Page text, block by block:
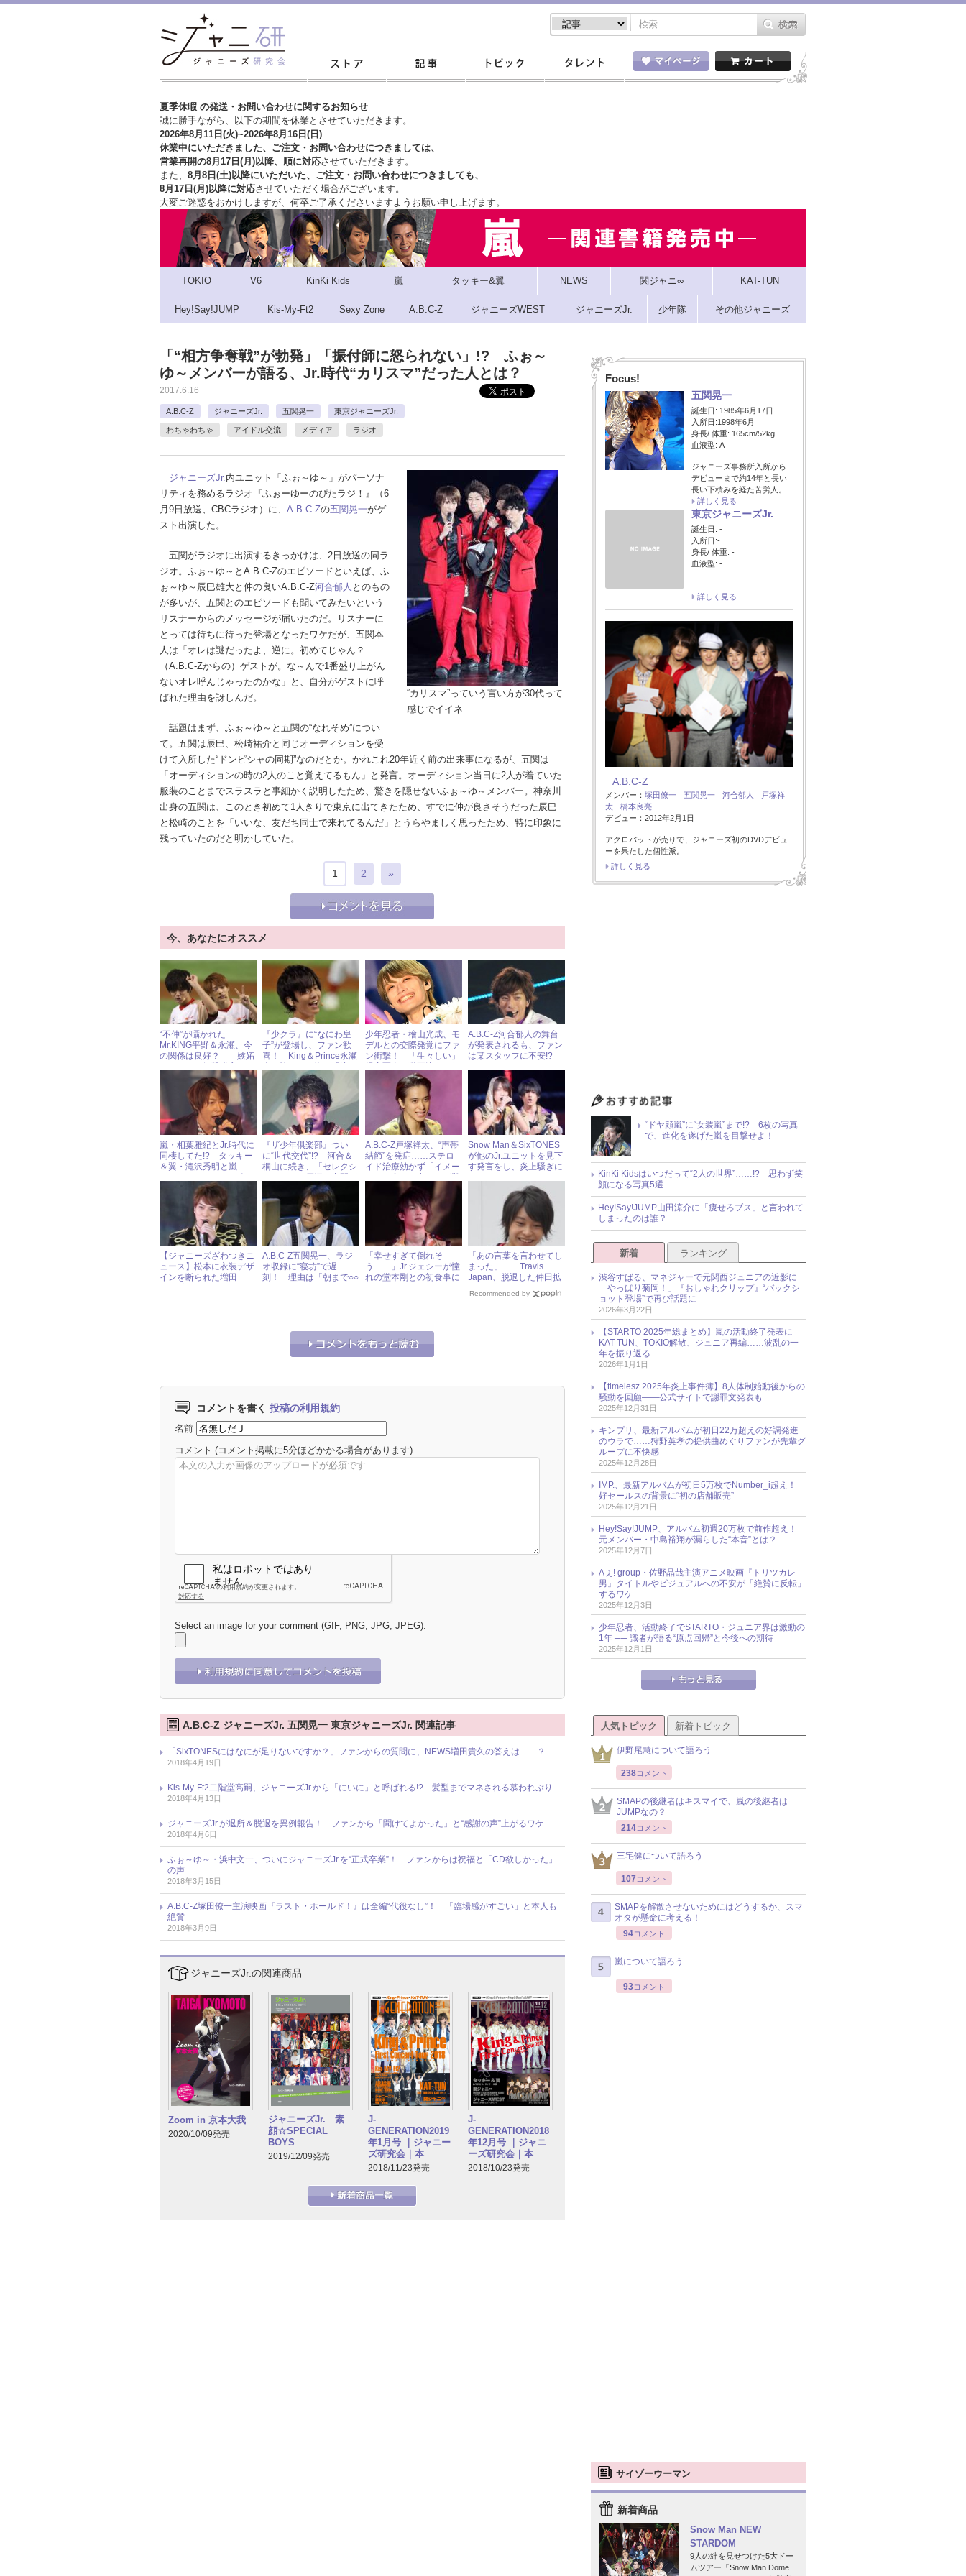
夏季休暇 の発送・お問い合わせに関するお知らせ
誠に勝手ながら、以下の期間を休業とさせていただきます。
2026年8月11日(火)~2026年8月16日(日)
休業中にいただきました、ご注文・お問い合わせにつきましては、
営業再開の8月17日(月)以降、順に対応させていただきます。
また、 8月8日(土)以降にいただいた、ご注文・ お問い合わせにつきましても、
8月17日(月)以降に対応させていただく場合がございます。
大変ご迷惑をおかけしますが、 何卒ご了承くださいますようお願い申し上げます。
TOKIO V6 KinKi Kids 嵐 タッキー&翼 NEWS 関ジャニ∞ KAT-TUN
Hey!Say!JUMP Kis-My-Ft2 Sexy Zone A.B.C-Z ジャニーズWEST ジャニーズJr. 少年隊 その他ジャニーズ
「“相方争奪戦”が勃発」「振付師に怒られない」!? ふぉ～
ゆ～メンバーが語る、Jr.時代“カリスマ”だった人とは？
2017.6.16
A.B.C-Z ジャニーズJr. 五関晃一 東京ジャニーズJr.
わちゃわちゃ アイドル交流 メディア ラジオ
“カリスマ”っていう言い方が30代って
感じでイイネ
ジャニーズJr.内ユニット「ふぉ～ゆ～」がパーソナ
リティを務めるラジオ『ふぉーゆーのぴたラジ！』（6
月9日放送、CBCラジオ）に、 A.B.C-Zの五関晃一がゲ
スト出演した。
五関がラジオに出演するきっかけは、2日放送の同ラ
ジオ。ふぉ～ゆ～とA.B.C-Zのエピソードといえば、ふ
ぉ～ゆ～辰巳雄大と仲の良いA.B.C-Z河合郁人 とのもの
が多いが、五関とのエピソードも聞いてみたいという
リスナーからのメッセージが届いたのだ。リスナーに
とっては待ちに待った登場となったワケだが、五関本
人は「オレは謎だったよ、逆に。初めてじゃん？
（A.B.C-Zからの）ゲストが。な～んで1番盛り上がん
ないオレ呼んじゃったのかな」と、自分がゲストに呼
ばれた理由を訝しんだ。
話題はまず、ふぉ～ゆ～と五関の“なれそめ”につい
て。五関は辰巳、松崎祐介と同じオーディションを受
けて入所した“ドンピシャの同期”なのだとか。かれこれ20年近く前の出来事になるが、五関は
「オーディションの時の2人のこと覚えてるもん」と発言。オーディション当日に2人が着ていた
服装のことまでスラスラと事細かく説明したため、驚きを隠せないふぉ～ゆ～メンバー。神奈川
出身の五関は、このとき初めて1人きりで東京に出てきたため、すでに仲が良さそうだった辰巳
と松崎のことを「いいな、友だち同士で来れてるんだ」とうらやましく思ったため、特に印象に
残っていたのだと明かしていた。
1 2 »
今、あなたにオススメ
“不仲”が囁かれた
Mr.KING平野＆永瀬、今
の関係は良好？ 「嫉妬
『少クラ』に“なにわ皇
子”が登場し、ファン歓
喜！ King＆Prince永瀬
た」の声
少年忍者・檜山光成、モ
デルとの交際発覚にファ
ン衝撃！ 「生々しい」
手とは？ « ジャニーズ研
A.B.C-Z河合郁人の舞台
が発表されるも、ファン
は某スタッフに不安!?
嵐・相葉雅紀とJr.時代に
同棲してた!? タッキー
＆翼・滝沢秀明と嵐
『ザ少年倶楽部』つい
に“世代交代”!? 河合＆
桐山に続き、「セレクシ
司会卒業！
A.B.C-Z戸塚祥太、“声帯
結節”を発症……ステロ
イド治療効かず「イメー
Snow Man＆SixTONES
が他のJr.ユニットを見下
す発言をし、炎上騒ぎに
【ジャニーズざわつきニ
ュース】松本に衣装デザ
インを断られた増田
A.B.C-Z五関晃一、ラジ
オ収録に“寝坊”で遅
刻！ 理由は「朝まで○○
「幸せすぎて倒れそ
う……」Jr.ジェシーが憧
れの堂本剛との初食事に
「あの言葉を言わせてし
まった」……Travis
Japan、脱退した仲田拡
輝・阿部顕嵐への思いを
語る！
Recommended by
コメントを書く 投稿の利用規約
名前
コメント (コメント掲載に5分ほどかかる場合があります)
Select an image for your comment (GIF, PNG, JPG, JPEG):
A.B.C-Z ジャニーズJr. 五関晃一 東京ジャニーズJr. 関連記事
「SixTONESにはなにが足りないですか？」ファンからの質問に、NEWS増田貴久の答えは……？
2018年4月19日
Kis-My-Ft2二階堂高嗣、ジャニーズJr.から「にいに」と呼ばれる!? 髪型までマネされる慕われぶり
2018年4月13日
ジャニーズJr.が退所＆脱退を異例報告！ ファンから「聞けてよかった」と“感謝の声”上がるワケ
2018年4月6日
ふぉ～ゆ～・浜中文一、ついにジャニーズJr.を“正式卒業”！ ファンからは祝福と「CD欲しかった」
の声
2018年3月15日
A.B.C-Z塚田僚一主演映画『ラスト・ホールド！』は全編“代役なし”！ 「臨場感がすごい」と本人も
絶賛
2018年3月9日
ジャニーズJr.の関連商品
Zoom in 京本大我
2020/10/09発売
ジャニーズJr. 素
顔☆SPECIAL
BOYS
2019/12/09発売
J-
GENERATION2019
年1月号 ｜ジャニー
ズ研究会｜本
2018/11/23発売
J-
GENERATION2018
年12月号 ｜ジャニ
ーズ研究会｜本
2018/10/23発売
Focus!
五関晃一
誕生日: 1985年6月17日
入所日:1998年6月
身長/ 体重: 165cm/52kg
血液型: A
ジャニーズ事務所入所から
デビューまで約14年と長い
長い下積みを経た苦労人。
詳しく見る
東京ジャニーズJr.
誕生日: -
入所日:-
身長/ 体重: -
血液型: -
詳しく見る
A.B.C-Z
メンバー： 塚田僚一 五関晃一 河合郁人
戸塚祥
太
橋本良亮
デビュー：2012年2月1日
アクロバットが売りで、ジャニーズ初のDVDデビュ
ーを果たした個性派。
詳しく見る
“ドヤ顔嵐”に“女装嵐”まで!? 6枚の写真
で、進化を遂げた嵐を目撃せよ！
KinKi Kidsはいつだって“2人の世界”……!? 思わず笑
顔になる写真5選
Hey!Say!JUMP山田涼介に「痩せろブス」と言われて
しまったのは誰？
新着 ランキング
渋谷すばる、マネジャーで元関西ジュニアの近影に
「やっぱり菊岡！」『おしゃれクリップ』“バックシ
ョット登場”で再び話題に
2026年3月22日
【STARTO 2025年総まとめ】嵐の活動終了発表に
KAT-TUN、TOKIO解散、ジュニア再編……波乱の一
年を振り返る
2026年1月1日
【timelesz 2025年炎上事件簿】8人体制始動後からの
騒動を回顧――公式サイトで謝罪文発表も
2025年12月31日
キンプリ、最新アルバムが初日22万超えの好調発進
のウラで……狩野英孝の提供曲めぐりファンが先輩グ
ループに不快感
2025年12月28日
IMP.、最新アルバムが初日5万枚でNumber_i超え！
好セールスの背景に“初の店舗販売”
2025年12月21日
Hey!Say!JUMP、アルバム初週20万枚で前作超え！
元メンバー・中島裕翔が漏らした“本音”とは？
2025年12月7日
Aぇ! group・佐野晶哉主演アニメ映画『トリツカレ
男』タイトルやビジュアルへの不安が「絶賛に反転」
するワケ
2025年12月3日
少年忍者、活動終了でSTARTO・ジュニア界は激動の
1年 ── 識者が語る“原点回帰”と今後への期待
2025年12月1日
人気トピック 新着トピック
伊野尾慧について語ろう
238コメント
SMAPの後継者はキスマイで、嵐の後継者は
JUMPなの？
214コメント
三宅健について語ろう
107 コメント
SMAPを解散させないためにはどうするか、スマ
オタが懸命に考える！
94コメント
嵐について語ろう
93コメント
サイゾーウーマン
新着商品
Snow Man NEW
STARDOM
9人の絆を見せつけた5大ドー
ムツアー「Snow Man Dome